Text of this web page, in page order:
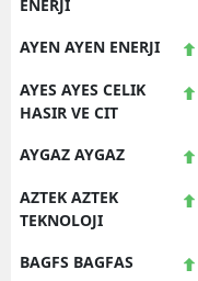
ENERJI
AYEN AYEN ENERJI
AYES AYES CELIK
HASIR VE CIT
AYGAZ AYGAZ
AZTEK AZTEK
TEKNOLOJI
BAGFS BAGFAS